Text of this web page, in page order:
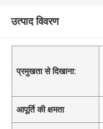
उत्पाद विवरण
प्रमुखता से दिखाना:
आपूर्ति की क्षमता